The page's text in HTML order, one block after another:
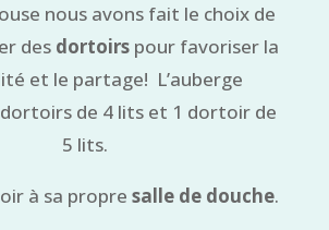
nous avons fait le choix de
des dortoirs pour favoriser la
et le partage! L’auberge
de 4 lits et 1 dortoir de
5 lits.
à sa propre salle de douche.